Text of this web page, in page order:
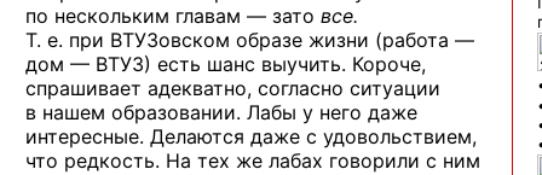
по нескольким главам — зато все.
Т. е. при ВТУЗовском образе жизни (работа —
дом — ВТУЗ) есть шанс выучить. Короче,
спрашивает адекватно, согласно ситуации
в нашем образовании. Лабы у него даже
интересные. Делаются даже с удовольствием,
что редкость. На тех же лабах говорили с ним